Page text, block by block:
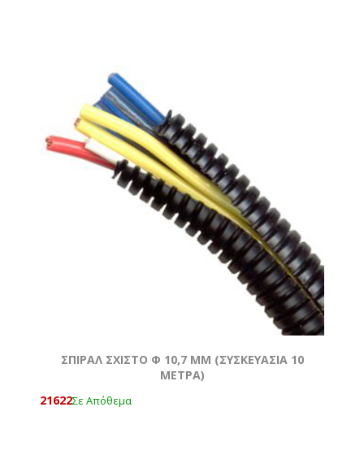
ΣΠΙΡΑΛ ΣΧΙΣΤΟ Φ 10,7 MM (ΣΥΣΚΕΥΑΣΙΑ 10
ΜΕΤΡΑ)
21622Σε Απόθεμα